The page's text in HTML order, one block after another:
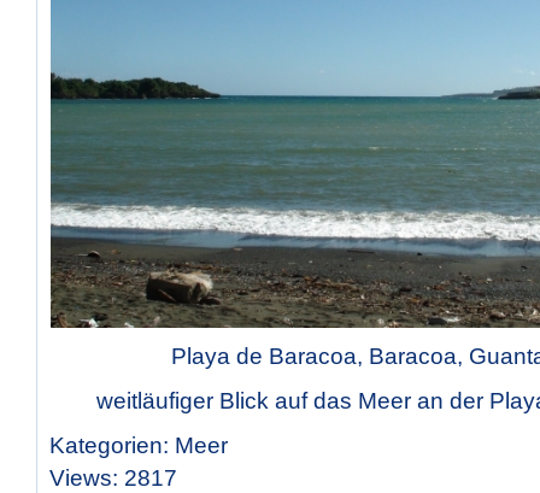
Playa de Baracoa, Baracoa,
weitläufiger Blick auf das Meer an der
Kategorien: Meer
Views: 2817